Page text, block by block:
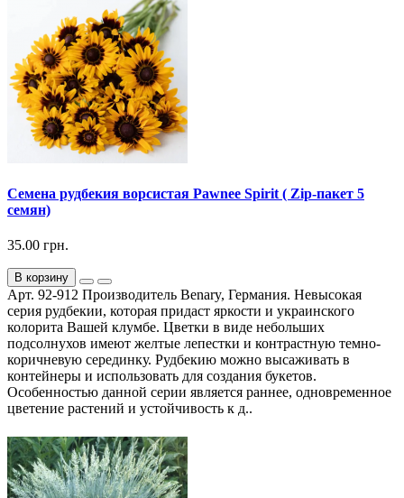
Семена рудбекия ворсистая Pawnee Spirit ( Zip-пакет 5
семян)
35.00 грн.
В корзину
Арт. 92-912 Производитель Benary, Германия. Невысокая
серия рудбекии, которая придаст яркости и украинского
колорита Вашей клумбе. Цветки в виде небольших
подсолнухов имеют желтые лепестки и контрастную темно-
коричневую серединку. Рудбекию можно высаживать в
контейнеры и использовать для создания букетов.
Особенностью данной серии является раннее, одновременное
цветение растений и устойчивость к д..